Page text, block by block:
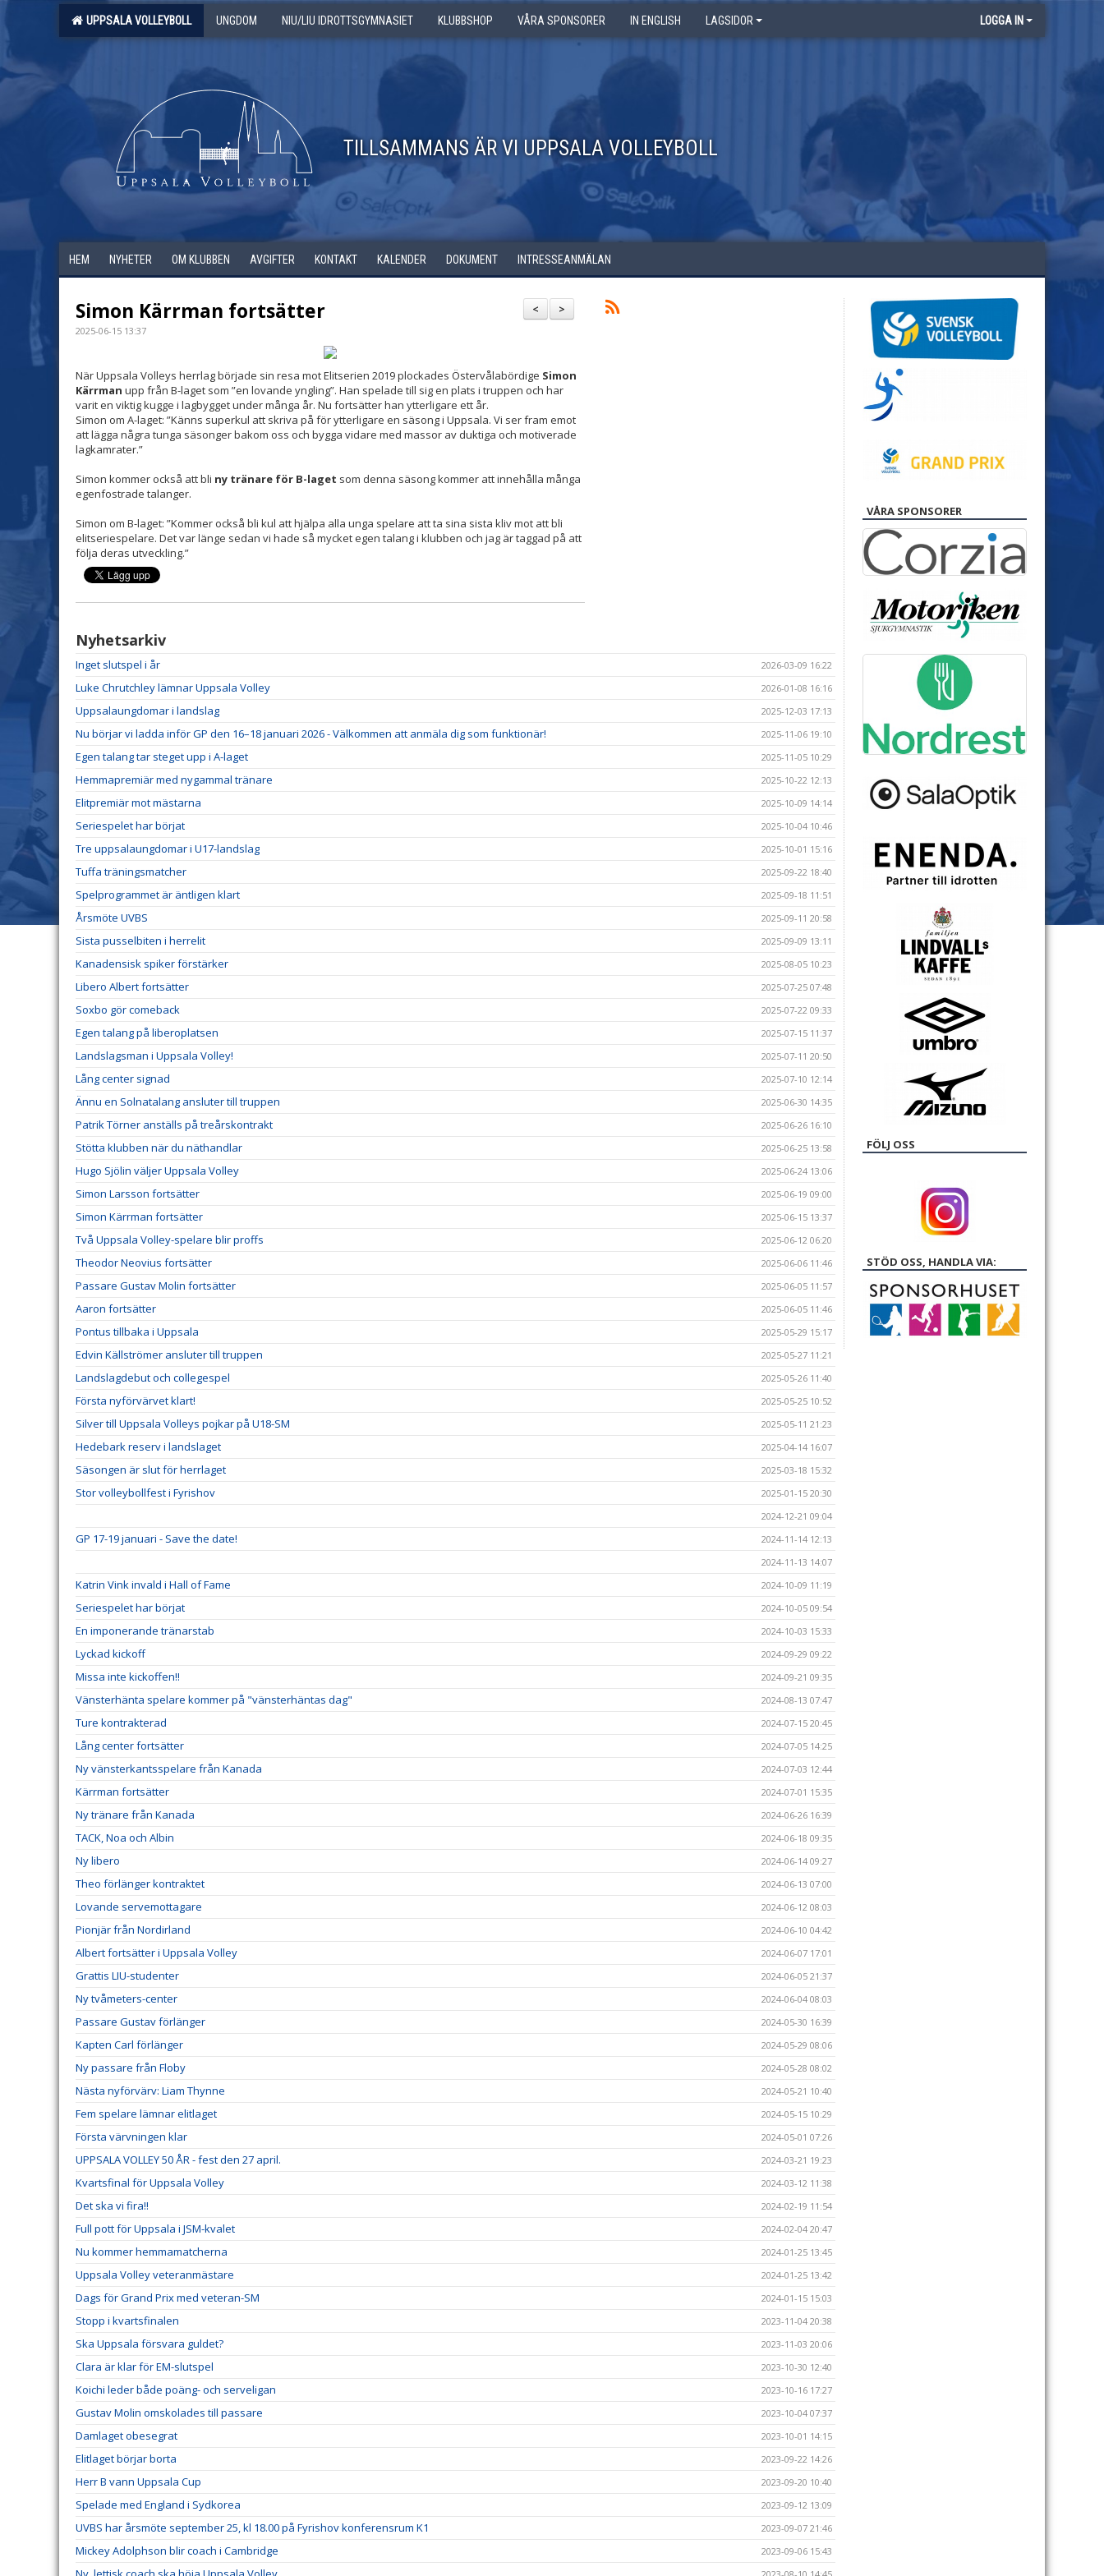
UPPSALA VOLLEYBOLL UNGDOM NIU/LIU IDROTTSGYMNASIET KLUBBSHOP VÅRA SPONSORER IN ENGLISH LAGSIDOR LOGGA IN
TILLSAMMANS ÄR VI UPPSALA VOLLEYBOLL
HEM NYHETER OM KLUBBEN AVGIFTER KONTAKT KALENDER DOKUMENT INTRESSEANMÄLAN
>
<
Simon Kärrman fortsätter
2025-06-15 13:37
När Uppsala Volleys herrlag började sin resa mot Elitserien 2019 plockades Östervålabördige Simon
Kärrman upp från B-laget som ”en lovande yngling”. Han spelade till sig en plats i truppen och har
varit en viktig kugge i lagbygget under många år. Nu fortsätter han ytterligare ett år.
Simon om A-laget: ”Känns superkul att skriva på för ytterligare en säsong i Uppsala. Vi ser fram emot
att lägga några tunga säsonger bakom oss och bygga vidare med massor av duktiga och motiverade
lagkamrater.”
Simon kommer också att bli ny tränare för B-laget som denna säsong kommer att innehålla många
egenfostrade talanger.
Simon om B-laget: ”Kommer också bli kul att hjälpa alla unga spelare att ta sina sista kliv mot att bli
elitseriespelare. Det var länge sedan vi hade så mycket egen talang i klubben och jag är taggad på att
följa deras utveckling.”
Nyhetsarkiv
Inget slutspel i år 2026-03-09 16:22
Luke Chrutchley lämnar Uppsala Volley 2026-01-08 16:16
Uppsalaungdomar i landslag 2025-12-03 17:13
Nu börjar vi ladda inför GP den 16–18 januari 2026 - Välkommen att anmäla dig som funktionär! 2025-11-06 19:10
Egen talang tar steget upp i A-laget 2025-11-05 10:29
Hemmapremiär med nygammal tränare 2025-10-22 12:13
Elitpremiär mot mästarna 2025-10-09 14:14
Seriespelet har börjat 2025-10-04 10:46
Tre uppsalaungdomar i U17-landslag 2025-10-01 15:16
Tuffa träningsmatcher 2025-09-22 18:40
Spelprogrammet är äntligen klart 2025-09-18 11:51
Årsmöte UVBS 2025-09-11 20:58
Sista pusselbiten i herrelit 2025-09-09 13:11
Kanadensisk spiker förstärker 2025-08-05 10:23
Libero Albert fortsätter 2025-07-25 07:48
Soxbo gör comeback 2025-07-22 09:33
Egen talang på liberoplatsen 2025-07-15 11:37
Landslagsman i Uppsala Volley! 2025-07-11 20:50
Lång center signad 2025-07-10 12:14
Ännu en Solnatalang ansluter till truppen 2025-06-30 14:35
Patrik Törner anställs på treårskontrakt 2025-06-26 16:10
Stötta klubben när du näthandlar 2025-06-25 13:58
Hugo Sjölin väljer Uppsala Volley 2025-06-24 13:06
Simon Larsson fortsätter 2025-06-19 09:00
Simon Kärrman fortsätter 2025-06-15 13:37
Två Uppsala Volley-spelare blir proffs 2025-06-12 06:20
Theodor Neovius fortsätter 2025-06-06 11:46
Passare Gustav Molin fortsätter 2025-06-05 11:57
Aaron fortsätter 2025-06-05 11:46
Pontus tillbaka i Uppsala 2025-05-29 15:17
Edvin Källströmer ansluter till truppen 2025-05-27 11:21
Landslagdebut och collegespel 2025-05-26 11:40
Första nyförvärvet klart! 2025-05-25 10:52
Silver till Uppsala Volleys pojkar på U18-SM 2025-05-11 21:23
Hedebark reserv i landslaget 2025-04-14 16:07
Säsongen är slut för herrlaget 2025-03-18 15:32
Stor volleybollfest i Fyrishov
2025-01-15 20:30
2024-12-21 09:04
GP 17-19 januari - Save the date!
2024-11-14 12:13
2024-11-13 14:07
Katrin Vink invald i Hall of Fame 2024-10-09 11:19
Seriespelet har börjat 2024-10-05 09:54
En imponerande tränarstab 2024-10-03 15:33
Lyckad kickoff 2024-09-29 09:22
Missa inte kickoffen!! 2024-09-21 09:35
Vänsterhänta spelare kommer på "vänsterhäntas dag" 2024-08-13 07:47
Ture kontrakterad 2024-07-15 20:45
Lång center fortsätter 2024-07-05 14:25
Ny vänsterkantsspelare från Kanada 2024-07-03 12:44
Kärrman fortsätter 2024-07-01 15:35
Ny tränare från Kanada 2024-06-26 16:39
TACK, Noa och Albin 2024-06-18 09:35
Ny libero 2024-06-14 09:27
Theo förlänger kontraktet 2024-06-13 07:00
Lovande servemottagare 2024-06-12 08:03
Pionjär från Nordirland 2024-06-10 04:42
Albert fortsätter i Uppsala Volley 2024-06-07 17:01
Grattis LIU-studenter 2024-06-05 21:37
Ny tvåmeters-center 2024-06-04 08:03
Passare Gustav förlänger 2024-05-30 16:39
Kapten Carl förlänger 2024-05-29 08:06
Ny passare från Floby 2024-05-28 08:02
Nästa nyförvärv: Liam Thynne 2024-05-21 10:40
Fem spelare lämnar elitlaget 2024-05-15 10:29
Första värvningen klar 2024-05-01 07:26
UPPSALA VOLLEY 50 ÅR - fest den 27 april. 2024-03-21 19:23
Kvartsfinal för Uppsala Volley 2024-03-12 11:38
Det ska vi fira!! 2024-02-19 11:54
Full pott för Uppsala i JSM-kvalet 2024-02-04 20:47
Nu kommer hemmamatcherna 2024-01-25 13:45
Uppsala Volley veteranmästare 2024-01-25 13:42
Dags för Grand Prix med veteran-SM 2024-01-15 15:03
Stopp i kvartsfinalen 2023-11-04 20:38
Ska Uppsala försvara guldet? 2023-11-03 20:06
Clara är klar för EM-slutspel 2023-10-30 12:40
Koichi leder både poäng- och serveligan 2023-10-16 17:27
Gustav Molin omskolades till passare 2023-10-04 07:37
Damlaget obesegrat 2023-10-01 14:15
Elitlaget börjar borta 2023-09-22 14:26
Herr B vann Uppsala Cup 2023-09-20 10:40
Spelade med England i Sydkorea 2023-09-12 13:09
UVBS har årsmöte september 25, kl 18.00 på Fyrishov konferensrum K1 2023-09-07 21:46
Mickey Adolphson blir coach i Cambridge 2023-09-06 15:43
VÅRA SPONSORER
FÖLJ OSS
STÖD OSS, HANDLA VIA: